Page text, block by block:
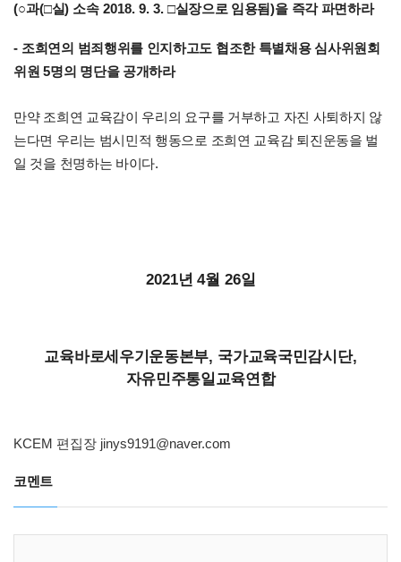
(○과(□실) 소속 2018. 9. 3. □실장으로 임용됨)을 즉각 파면하라
- 조희연의 범죄행위를 인지하고도 협조한 특별채용 심사위원회
위원5명의 명단을 공개하라
만약 조희연 교육감이 우리의 요구를 거부하고 자진 사퇴하지 않
는다면 우리는 범시민적 행동으로 조희연 교육감 퇴진운동을 벌
일 것을 천명하는 바이다.
2021년4월 26일
교육바로세우기운동본부, 국가교육국민감시단,
자유민주통일교육연합
KCEM 편집장 jinys9191@naver.com
코멘트